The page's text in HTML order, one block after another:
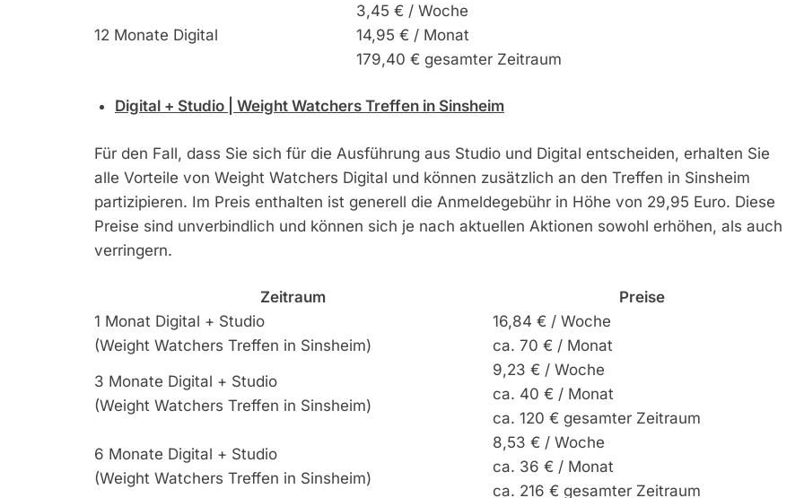
12 Monate Digital
3,45 € / Woche
14,95 € / Monat
179,40 € gesamter Zeitraum
Digital + Studio | Weight Watchers Treffen in Sinsheim
Für den Fall, dass Sie sich für die Ausführung aus Studio und Digital entscheiden, erhalten Sie
alle Vorteile von Weight Watchers Digital und können zusätzlich an den Treffen in Sinsheim
partizipieren. Im Preis enthalten ist generell die Anmeldegebühr in Höhe von 29,95 Euro. Diese
Preise sind unverbindlich und können sich je nach aktuellen Aktionen sowohl erhöhen, als auch
verringern.
Zeitraum
Preise
1 Monat Digital + Studio
(Weight Watchers Treffen in Sinsheim)
16,84 € / Woche
ca. 70 € / Monat
3 Monate Digital + Studio
(Weight Watchers Treffen in Sinsheim)
9,23 € / Woche
ca. 40 € / Monat
ca. 120 € gesamter Zeitraum
6 Monate Digital + Studio
(Weight Watchers Treffen in Sinsheim)
8,53 € / Woche
ca. 36 € / Monat
ca. 216 € gesamter Zeitraum